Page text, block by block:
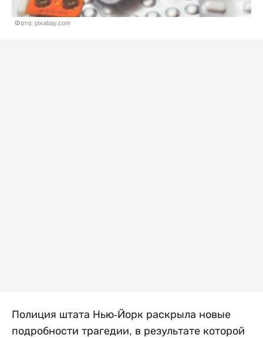
Фото: pixabay.com
Полиция штата Нью-Йорк раскрыла новые
подробности трагедии, в результате которой